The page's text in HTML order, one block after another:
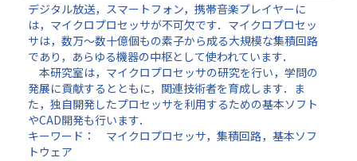
デジタル放送，スマートフォン，携帯音楽プレイヤーに
は，マイクロプロセッサが不可欠です．マイクロプロセッ
サは，数万～数十億個もの素子から成る大規模な集積回路
であり，あらゆる機器の中枢として使われています．
本研究室は，マイクロプロセッサの研究を行い，学問の
発展に貢献するとともに，関連技術者を育成します．ま
た，独自開発したプロセッサを利用するための基本ソフト
やCAD開発も行います．
キーワード： マイクロプロセッサ，集積回路，基本ソフ
トウェア